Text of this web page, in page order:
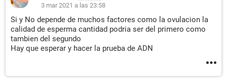
3 mar 2021 a las 23:58
Si y No depende de muchos factores como la ovulacion la
calidad de esperma cantidad podria ser del primero como
tambien del segundo
Hay que esperar y hacer la prueba de ADN